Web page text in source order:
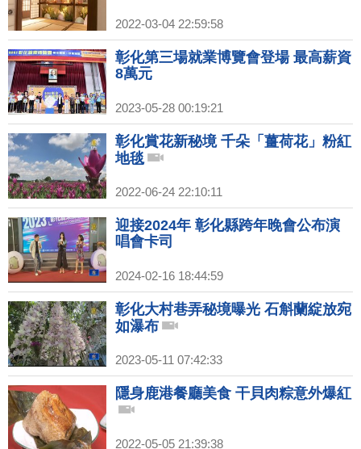
2022-03-04 22:59:58
彰化第三場就業博覽會登場 最高薪資
8萬元
2023-05-28 00:19:21
彰化賞花新秘境 千朵「薑荷花」粉紅
地毯
2022-06-24 22:10:11
迎接2024年 彰化縣跨年晚會公布演
唱會卡司
2024-02-16 18:44:59
彰化大村巷弄秘境曝光 石斛蘭綻放宛
如瀑布
2023-05-11 07:42:33
隱身鹿港餐廳美食 干貝肉粽意外爆紅
2022-05-05 21:39:38